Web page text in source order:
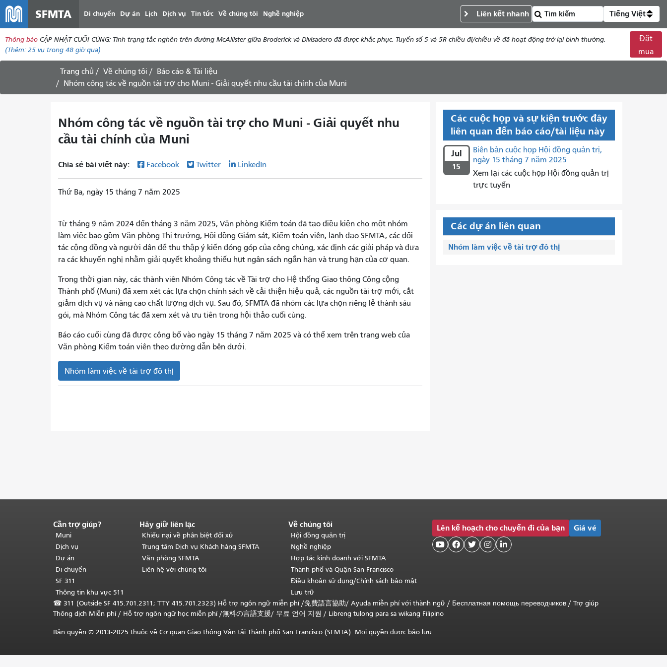
dung
SFMTA Di chuyển Dự án Lịch Dịch vụ Tin tức Về chúng tôi Nghề nghiệp Liên kết nhanh Tiếng Việt
Thông báo CẬP NHẬT CUỐI CÙNG: Tình trạng tắc nghẽn trên đường McAllister giữa Broderick và Divisadero đã được khắc phục. Tuyến số 5 và 5R chiều đi/chiều về đã hoạt động trở lại bình thường.
(Thêm: 25 vụ trong 48 giờ qua)
Đặt
mua
Trang chủ Về chúng tôi
Báo cáo & Tài liệu
Nhóm công tác về nguồn tài trợ cho Muni - Giải quyết nhu cầu tài chính của Muni
Nhóm công tác về nguồn tài trợ cho Muni - Giải quyết nhu
cầu tài chính của Muni
Chia sẻ bài viết này: Facebook Twitter LinkedIn
Thứ Ba, ngày 15 tháng 7 năm 2025
Từ tháng 9 năm 2024 đến tháng 3 năm 2025, Văn phòng Kiểm toán đã tạo điều kiện cho một nhóm
làm việc bao gồm Văn phòng Thị trưởng, Hội đồng Giám sát, Kiểm toán viên, lãnh đạo SFMTA, các đối
tác cộng đồng và người dân để thu thập ý kiến ​​đóng góp của công chúng, xác định các giải pháp và đưa
ra các khuyến nghị nhằm giải quyết khoảng thiếu hụt ngân sách ngắn hạn và trung hạn của cơ quan.
Trong thời gian này, các thành viên Nhóm Công tác về Tài trợ cho Hệ thống Giao thông Công cộng
Thành phố (Muni) đã xem xét các lựa chọn chính sách về cải thiện hiệu quả, các nguồn tài trợ mới, cắt
giảm dịch vụ và nâng cao chất lượng dịch vụ. Sau đó, SFMTA đã nhóm các lựa chọn riêng lẻ thành sáu
gói, mà Nhóm Công tác đã xem xét và ưu tiên trong hội thảo cuối cùng.
Báo cáo cuối cùng đã được công bố vào ngày 15 tháng 7 năm 2025 và có thể xem trên trang web của
Văn phòng Kiểm toán viên theo đường dẫn bên dưới.
Nhóm làm việc về tài trợ đô thị
Các cuộc họp và sự kiện trước đây
liên quan đến báo cáo/tài liệu này
Jul
15
Biên bản cuộc họp Hội đồng quản trị,
ngày 15 tháng 7 năm 2025
Xem lại các cuộc họp Hội đồng quản trị
trực tuyến
Các dự án liên quan
Nhóm làm việc về tài trợ đô thị
Kết
thúc
nội
dung
trang.Phần
còn
trang
này
được
Cần trợ giúp?
Muni
Dịch vụ
Dự án
Di chuyển
SF 311
Thông tin khu vực 511
Hãy giữ liên lạc
Khiếu nại về phân biệt đối xử
Trung tâm Dịch vụ Khách hàng SFMTA
Văn phòng SFMTA
Liên hệ với chúng tôi
Về chúng tôi
Hội đồng quản trị
Nghề nghiệp
Hợp tác kinh doanh với SFMTA
Thành phố và Quận San Francisco
Điều khoản sử dụng/Chính sách bảo mật
Lưu trữ
Lên kế hoạch cho chuyến đi của bạn Giá vé
    
☎ 311 (Outside SF 415.701.2311; TTY 415.701.2323) Hỗ trợ ngôn ngữ miễn phí /免費語言協助/ Ayuda miễn phí với thành ngữ / Бесплатная помощь переводчиков / Trợ giúp
Thông dịch Miễn phí/ Hỗ trợ ngôn ngữ học miễn phí/無料の言語支援/ 무료 언어 지원 / Libreng tulong para sa wikang Filipino
Bản quyền © 2013-2025 thuộc về Cơ quan Giao thông Vận tải Thành phố San Francisco (SFMTA). Mọi quyền được bảo lưu.